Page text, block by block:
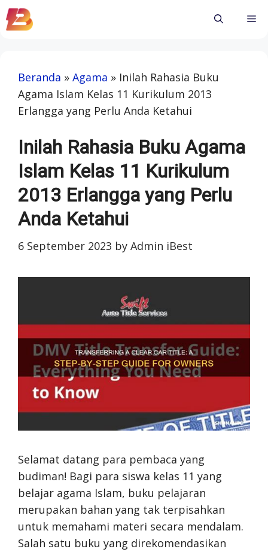
Skip
to
Beranda » Agama » Inilah Rahasia Buku
Agama Islam Kelas 11 Kurikulum 2013
Erlangga yang Perlu Anda Ketahui
Inilah Rahasia Buku Agama
Islam Kelas 11 Kurikulum
2013 Erlangga yang Perlu
Anda Ketahui
6 September 2023 by Admin iBest
Selamat datang para pembaca yang
budiman! Bagi para siswa kelas 11 yang
belajar agama Islam, buku pelajaran
merupakan bahan yang tak terpisahkan
untuk memahami materi secara mendalam.
Salah satu buku yang direkomendasikan